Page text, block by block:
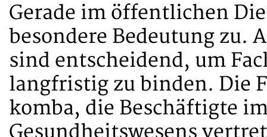
Gerade im öffentlichen
besondere Bedeutung zu.
sind entscheidend, um
langfristig zu binden. Die
komba, die Beschäftigte
Gesundheitswesens